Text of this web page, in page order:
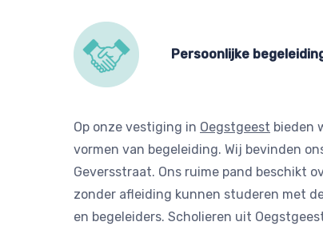
Persoonlijke
Op onze vestiging in Oegstgeest bieden
vormen van begeleiding. Wij bevinden
Geversstraat. Ons ruime pand beschikt
zonder afleiding kunnen studeren met
en begeleiders. Scholieren uit